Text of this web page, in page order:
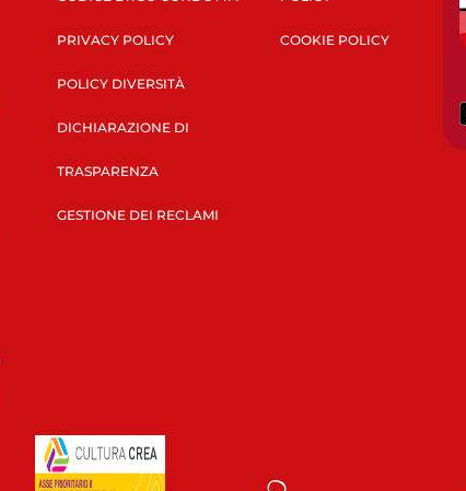
PRIVACY POLICY
POLICY DIVERSITÀ
DICHIARAZIONE DI
TRASPARENZA
GESTIONE DEI RECLAMI
COOKIE POLICY